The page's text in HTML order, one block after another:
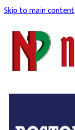
Skip to main content